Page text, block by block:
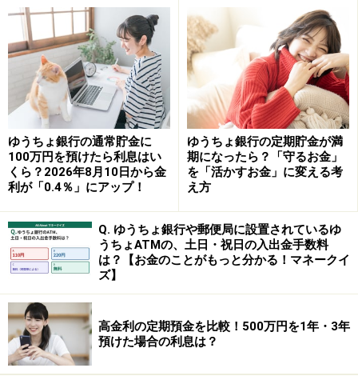
金利：0.80％
預入期間：3カ月
預入金額：30万円以上（1円単位）
※インターネット限定商品で、一括預入のみ。
※新規口座開設の場合は、「スタートアップ円定期預
金」3カ月ものが利用でき、金利が年1.00％になる。預入
は1口500万円以上。店頭の場合は金利上乗せプログラム
により、さらに金利0.10％が上乗せされて年1.10％とな
る。
④香川銀行 セルフうどん支店
商品名：豪華金利トッピング定期預金
ゆうちょ銀行の通常貯金に
100万円を預けたら利息はい
くら？2026年8月10日から金
利が「0.4％」にアップ！
ゆうちょ銀行の定期貯金が満
期になったら？「守るお金」
を「活かすお金」に変える考
え方
Q. ゆうちょ銀行や郵便局に設置されているゆ
うちょATMの、土日・祝日の入出金手数料
は？【お金のことがもっと分かる！マネークイ
ズ】
高金利の定期預金を比較！500万円を1年・3年
預けた場合の利息は？